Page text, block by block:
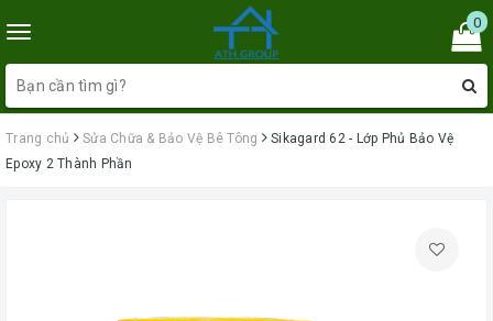
Toggle
navigation
0
Trang chủ Sửa Chữa & Bảo Vệ Bê Tông
Sikagard 62 - Lớp Phủ Bảo Vệ
Epoxy 2 Thành Phần